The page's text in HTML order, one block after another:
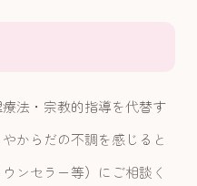
法・宗教的指導を代替す
からだの不調を感じると
ンセラー等）にご相談く